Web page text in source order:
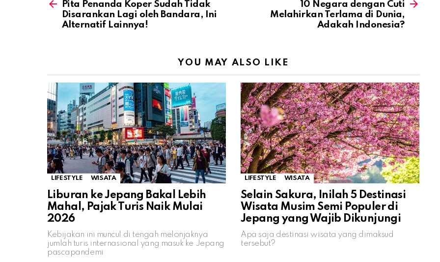
morePita Penanda Koper Sudah Tidak
Disarankan Lagi oleh Bandara, Ini
Alternatif Lainnya!
10 Negara dengan Cuti
Melahirkan Terlama di Dunia,
Adakah Indonesia?
YOU MAY ALSO LIKE
LIFESTYLE WISATA
Liburan ke Jepang Bakal Lebih
Mahal, Pajak Turis Naik Mulai
2026
Kebijakan ini muncul di tengah melonjaknya
jumlah turis internasional yang masuk ke Jepang
pascapandemi
LIFESTYLE WISATA
Selain Sakura, Inilah 5 Destinasi
Wisata Musim Semi Populer di
Jepang yang Wajib Dikunjungi
Apa saja destinasi wisata yang dimaksud
tersebut?